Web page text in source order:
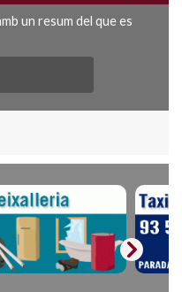
un resum del que es